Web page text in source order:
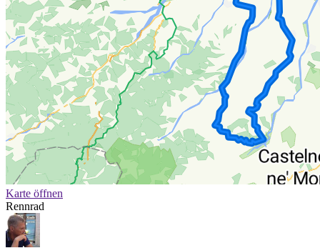
Karte öffnen
Rennrad